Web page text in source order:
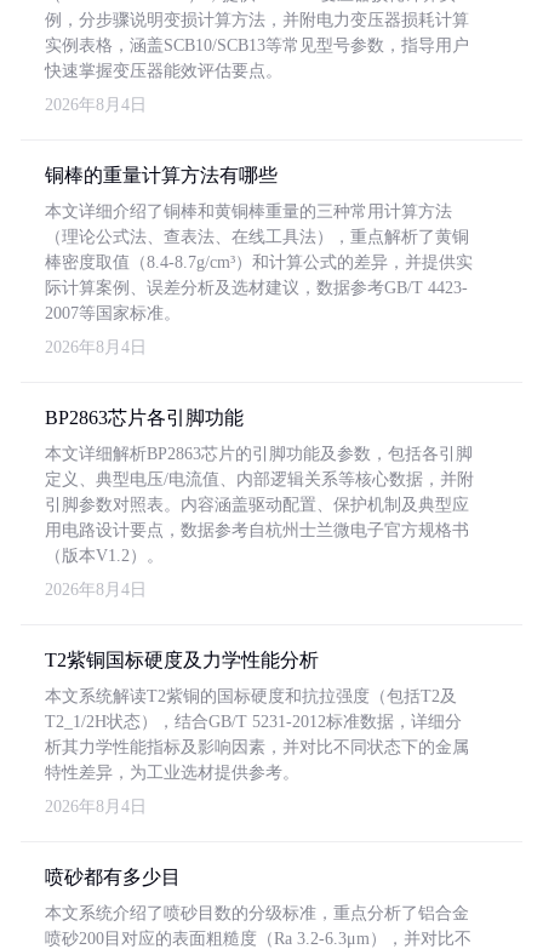
例，分步骤说明变损计算方法，并附电力变压器损耗计算
实例表格，涵盖SCB10/SCB13等常见型号参数，指导用户
快速掌握变压器能效评估要点。
2026年8月4日
铜棒的重量计算方法有哪些
本文详细介绍了铜棒和黄铜棒重量的三种常用计算方法
（理论公式法、查表法、在线工具法），重点解析了黄铜
棒密度取值（8.4-8.7g/cm³）和计算公式的差异，并提供实
际计算案例、误差分析及选材建议，数据参考GB/T 4423-
2007等国家标准。
2026年8月4日
BP2863芯片各引脚功能
本文详细解析BP2863芯片的引脚功能及参数，包括各引脚
定义、典型电压/电流值、内部逻辑关系等核心数据，并附
引脚参数对照表。内容涵盖驱动配置、保护机制及典型应
用电路设计要点，数据参考自杭州士兰微电子官方规格书
（版本V1.2）。
2026年8月4日
T2紫铜国标硬度及力学性能分析
本文系统解读T2紫铜的国标硬度和抗拉强度（包括T2及
T2_1/2H状态），结合GB/T 5231-2012标准数据，详细分
析其力学性能指标及影响因素，并对比不同状态下的金属
特性差异，为工业选材提供参考。
2026年8月4日
喷砂都有多少目
本文系统介绍了喷砂目数的分级标准，重点分析了铝合金
喷砂200目对应的表面粗糙度（Ra 3.2-6.3μm），并对比不